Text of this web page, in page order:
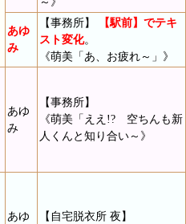
あゆ
み
【事務所】
【駅前】でテキ
スト変化。
《萌美「あ、お疲れ～」》
あゆ
み
【事務所】
《萌美「ええ!? 空ちんも新
人くんと知り合い～》
あゆ
【自宅脱衣所 夜】